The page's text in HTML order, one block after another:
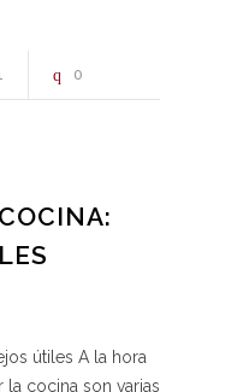
0
útiles A la hora
cocina son varias